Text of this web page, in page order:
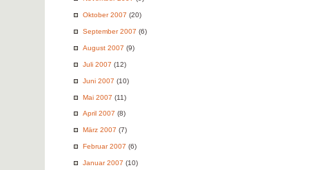
Oktober 2007 (20)
September 2007 (6)
August 2007 (9)
Juli 2007 (12)
Juni 2007 (10)
Mai 2007 (11)
April 2007 (8)
März 2007 (7)
Februar 2007 (6)
Januar 2007 (10)